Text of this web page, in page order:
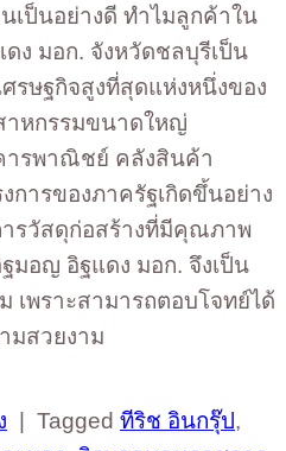
เป็นอย่างดี ทำไมลูกค้าใน
ง มอก. จังหวัดชลบุรีเป็น
รษฐกิจสูงที่สุดแห่งหนึ่งของ
าหกรรมขนาดใหญ่
ารพาณิชย์ คลังสินค้า
การของภาครัฐเกิดขึ้นอย่าง
ารวัสดุก่อสร้างที่มีคุณภาพ
มอญ อิฐแดง มอก. จึงเป็น
เพราะสามารถตอบโจทย์ได้
มสวยงาม
Tagged ทีริช อินกรุ๊ป,